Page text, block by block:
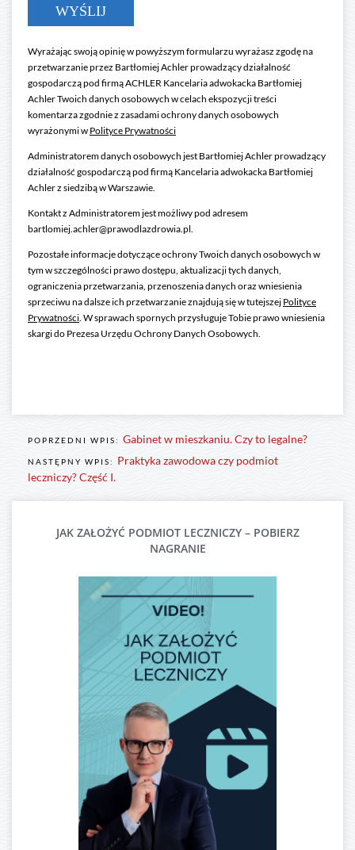
Wyrażając swoją opinię w powyższym formularzu wyrażasz zgodę na
przetwarzanie przez Bartłomiej Achler prowadzący działalność
gospodarczą pod firmą ACHLER Kancelaria adwokacka Bartłomiej
Achler Twoich danych osobowych w celach ekspozycji treści
komentarza zgodnie z zasadami ochrony danych osobowych
wyrażonymi w Polityce Prywatności
Administratorem danych osobowych jest Bartłomiej Achler prowadzący
działalność gospodarczą pod firmą Kancelaria adwokacka Bartłomiej
Achler z siedzibą w Warszawie.
Kontakt z Administratorem jest możliwy pod adresem
bartlomiej.achler@prawodlazdrowia.pl.
Pozostałe informacje dotyczące ochrony Twoich danych osobowych w
tym w szczególności prawo dostępu, aktualizacji tych danych,
ograniczenia przetwarzania, przenoszenia danych oraz wniesienia
sprzeciwu na dalsze ich przetwarzanie znajdują się w tutejszej Polityce
Prywatności. W sprawach spornych przysługuje Tobie prawo wniesienia
skargi do Prezesa Urzędu Ochrony Danych Osobowych.
POPRZEDNI WPIS: Gabinet w mieszkaniu. Czy to legalne?
NASTĘPNY WPIS: Praktyka zawodowa czy podmiot
leczniczy? Część I.
JAK ZAŁOŻYĆ PODMIOT LECZNICZY – POBIERZ
NAGRANIE